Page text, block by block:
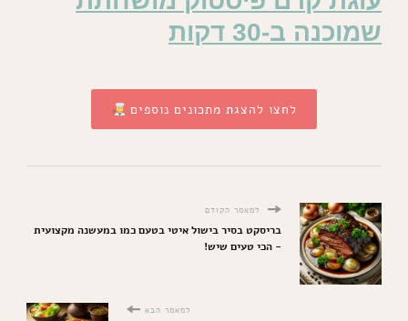
שמוכנה ב-30 דקות
לחצו להצגת מתכונים נוספים
למאמר הקודם
בריסקט בסיר בישול איטי בטעם כמו במעשנה מקצועית
- הכי טעים שיש!
למאמר הבא